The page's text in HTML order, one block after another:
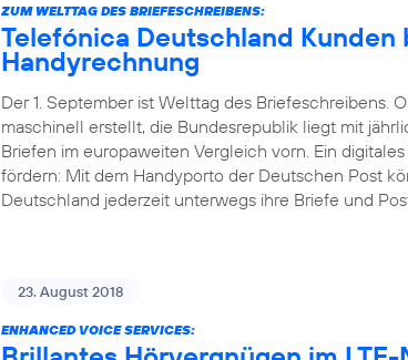
ZUM WELTTAG DES BRIEFESCHREIBENS:
Telefónica Deutschland
Handyrechnung
Der 1. September ist Welttag des Briefeschreibens.
maschinell erstellt, die Bundesrepublik liegt mit
Briefen im europaweiten Vergleich vorn. Ein
fördern: Mit dem Handyporto der Deutschen Post
Deutschland jederzeit unterwegs ihre Briefe und
23. August 2018
ENHANCED VOICE SERVICES: